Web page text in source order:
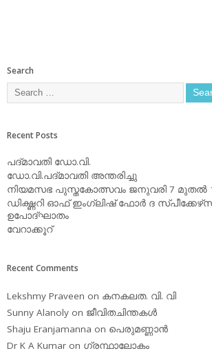
Search
Recent Posts
പദ്മാവതി ഡോ.വി.
ഡോ.വി.പദ്മാവതി അന്തരിച്ചു
നിയമസഭ പുസ്തകോത്സവം ജനുവരി 7 മുതല്‍
ഡിക്ഷ്ണറി ഓഫ് ഇംഗ്ലിഷ് ഫോര്‍ ദ
ഉപോദ്ഘാതം
വേറാക്കൂറ്
Recent Comments
Lekshmy Praveen on കനകലത. വി. വി
Sunny Alanoly on ജീവിതചിന്തകള്‍
Shaju Eranjamanna on പെരുമണ്ണാന്‍
Dr K A Kumar on ഗ്രന്ഥാലോകം